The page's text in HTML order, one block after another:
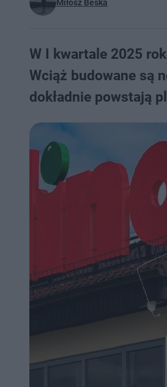
Miłosz Beśka
W I kwartale 2025
Wciąż budowane są
dokładnie powstają